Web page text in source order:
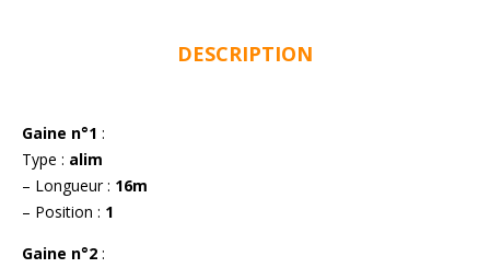
DESCRIPTION
Gaine n°1 :
Type : alim
– Longueur : 16m
– Position : 1
Gaine n°2 :